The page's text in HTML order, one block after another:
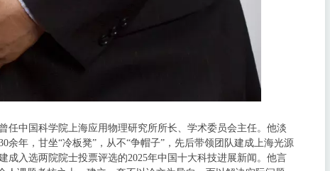
任中国科学院上海应用物理研究所所长、学术委员会主任。他淡
年，甘坐“冷板凳”，从不“争帽子”，先后带领团队建成上海光源
入选两院院士投票评选的2025年中国十大科技进展新闻。他言